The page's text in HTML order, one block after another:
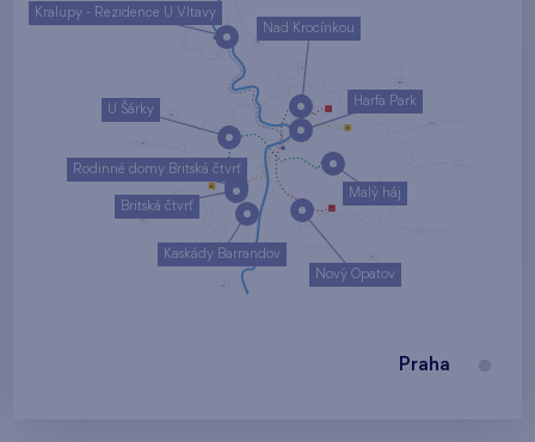
Nový Opatov
Malý háj
U Šárky
Kaskády Barrandov
Harfa Park
Nad Krocínkou
Rodinné domy Britská čtvrť
Britská čtvrť
Kralupy - Rezidence U Vltavy
Praha